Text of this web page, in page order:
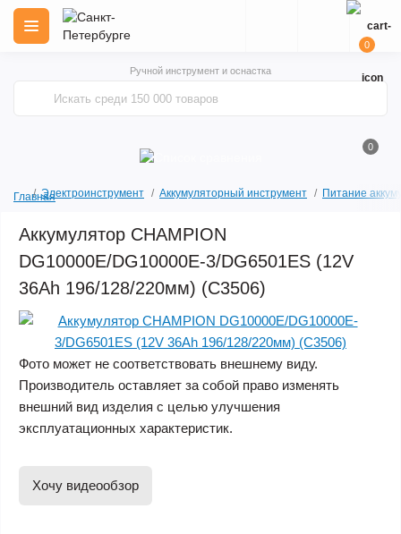
Ручной инструмент и оснастка
0
0
ГлавнаяЭлектроинструмент Аккумуляторный инструмент Питание
Аккумулятор CHAMPION
DG10000E/DG10000E-3/DG6501ES (12V
36Ah 196/128/220мм) (C3506)
Фото может не соответствовать внешнему виду.
Производитель оставляет за собой право изменять
внешний вид изделия с целью улучшения
эксплуатационных характеристик.
Хочу видеообзор